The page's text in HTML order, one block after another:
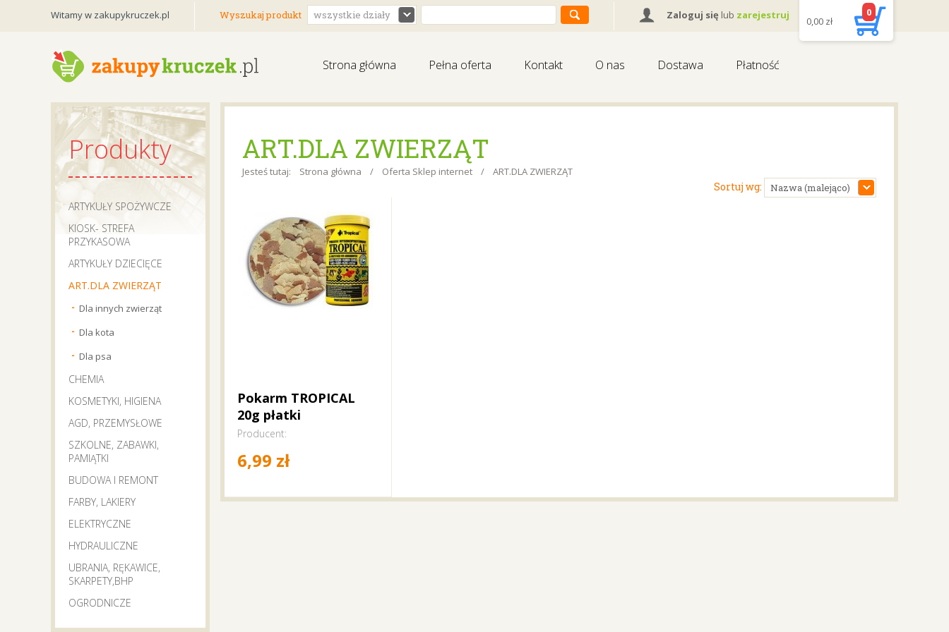
Witamy w zakupykruczek.pl Wyszukaj produkt wszystkie działy Zaloguj się lub zarejestruj 0,00 zł
0
Strona główna Pełna oferta Kontakt O nas Dostawa Płatność
Produkty
ARTYKUŁY SPOŻYWCZE
KIOSK- STREFA
PRZYKASOWA
ARTYKUŁY DZIECIĘCE
ART.DLA ZWIERZĄT
Dla innych zwierząt
Dla kota
Dla psa
CHEMIA
KOSMETYKI, HIGIENA
AGD, PRZEMYSŁOWE
SZKOLNE, ZABAWKI,
PAMIĄTKI
BUDOWA I REMONT
FARBY, LAKIERY
ELEKTRYCZNE
HYDRAULICZNE
UBRANIA, RĘKAWICE,
SKARPETY,BHP
OGRODNICZE
ART.DLA ZWIERZĄT
Jesteś tutaj: Strona główna / Oferta Sklep internet / ART.DLA ZWIERZĄT
Sortuj wg: Nazwa (malejąco)
Pokarm TROPICAL
20g płatki
Producent:
6,99 zł